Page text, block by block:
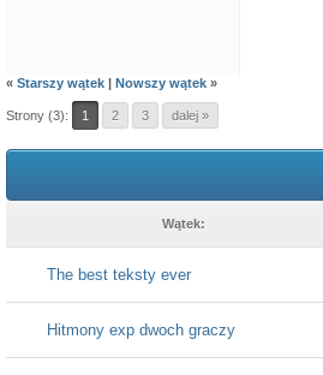
« Starszy wątek | Nowszy wątek »
Strony (3): 1 2 3 dalej »
Wątek:
The best teksty ever
Hitmony exp dwoch graczy